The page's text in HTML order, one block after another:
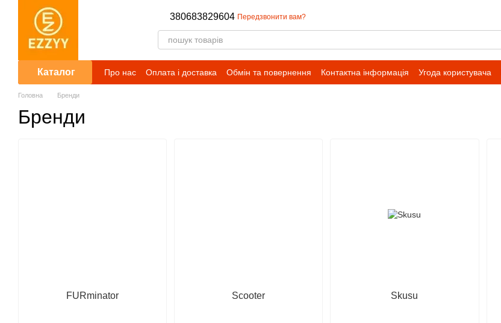
Перейти до основного контенту
380683829604 Передзвонити вам?
Каталог Про нас Оплата і доставка Обмін та повернення Контактна інформація Угода користувача
Публічний договір (оферта)
Умови співпраці для оптових замовлень
Головна Бренди
Бренди
FURminator Scooter Skusu